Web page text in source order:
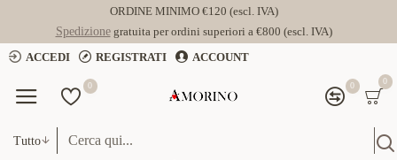
ORDINE MINIMO €120 (escl. IVA)
Spedizionegratuita per ordini superiori a €800 (escl. IVA)
ACCEDI
REGISTRATI ACCOUNT
0 0 0
Tutto